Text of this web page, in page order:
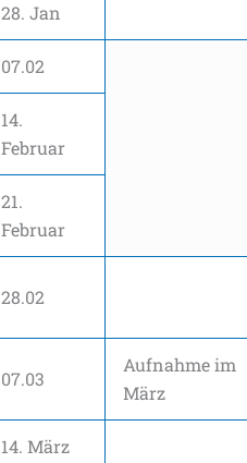
28. Jan
07.02
14.
Februar
21.
Februar
28.02
07.03
Aufnahme im
März
14. März